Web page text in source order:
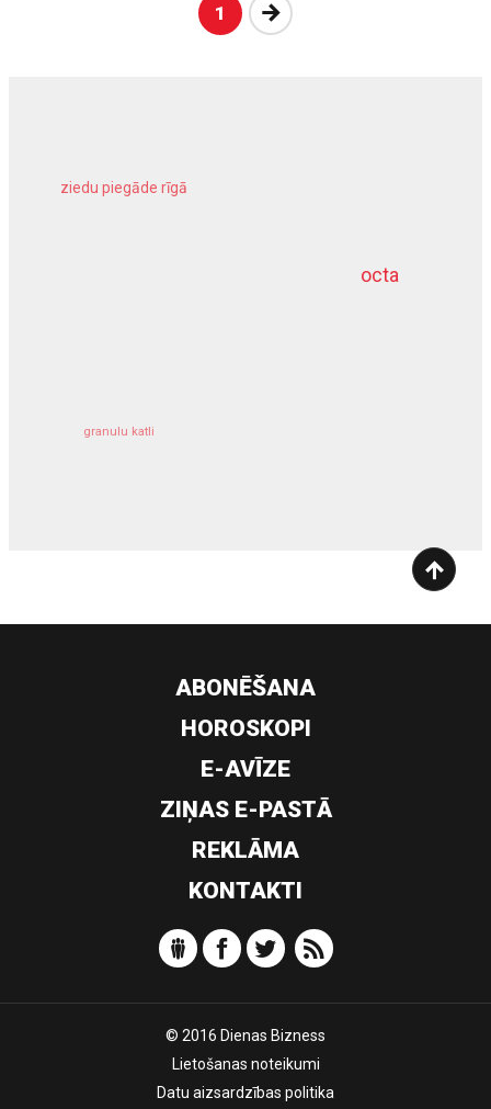
1 Nākošā
octa
ziedu piegāde rīgā
granulu katli
dziļurbums
ABONĒŠANA
HOROSKOPI
E-AVĪZE
ZIŅAS E-PASTĀ
REKLĀMA
KONTAKTI
© 2016 Dienas Bizness
Lietošanas noteikumi
Datu aizsardzības politika